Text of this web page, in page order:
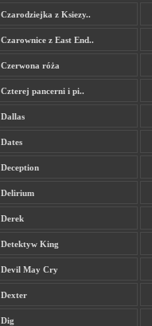
Czarodziejka z Ksiezy..
Czarownice z East End..
Czerwona róża
Czterej pancerni i pi..
Dallas
Dates
Deception
Delirium
Derek
Detektyw King
Devil May Cry
Dexter
Dig